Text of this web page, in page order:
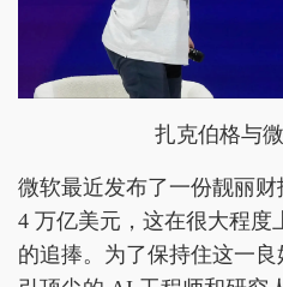
扎克伯格与微
微软最近发布了一份靓丽
4 万亿美元，这在很大程
的追捧。为了保持住这一